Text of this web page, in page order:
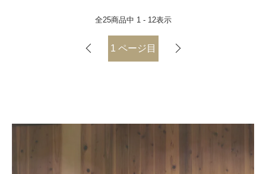
全25商品中 1 - 12表示
1 ページ目